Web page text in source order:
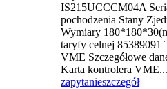
IS215UCCCM04A
pochodzenia Stany
Wymiary
taryfy celnej 85389091
VME Szczegółowe
Karta kontrolera VME...
zapytanieszczegół